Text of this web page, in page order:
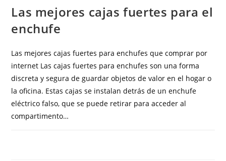
Las mejores cajas fuertes para el
enchufe
Las mejores cajas fuertes para enchufes que comprar por
internet Las cajas fuertes para enchufes son una forma
discreta y segura de guardar objetos de valor en el hogar o
la oficina. Estas cajas se instalan detrás de un enchufe
eléctrico falso, que se puede retirar para acceder al
compartimento…